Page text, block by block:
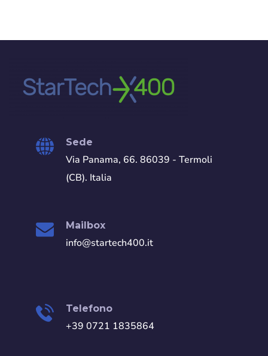
Sede
Via Panama, 66. 86039 - Termoli
(CB). Italia
Mailbox
info@startech400.it
Telefono
+39 0721 1835864